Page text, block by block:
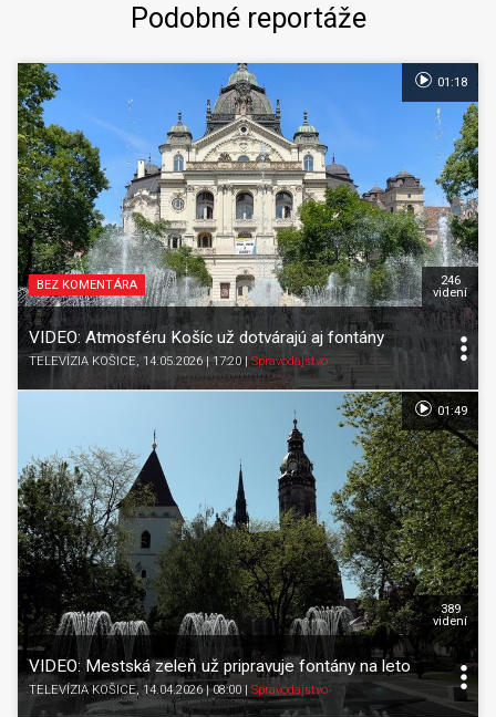
Podobné reportáže
BEZ KOMENTÁRA
VIDEO: Atmosféru Košíc už dotvárajú aj fontány
TELEVÍZIA KOŠICE, 14.05.2026 | 17:20|Spravodajstvo
246
videní
01:18
VIDEO: Mestská zeleň už pripravuje fontány na leto
TELEVÍZIA KOŠICE, 14.04.2026 | 08:00 | Spravodajstvo
389
videní
01:49